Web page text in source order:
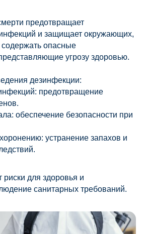
предотвращает
и защищает окружающих,
содержать опасные
угрозу здоровью.
дезинфекции:
предотвращение
обеспечение безопасности при
устранение запахов и
для здоровья и
санитарных требований.